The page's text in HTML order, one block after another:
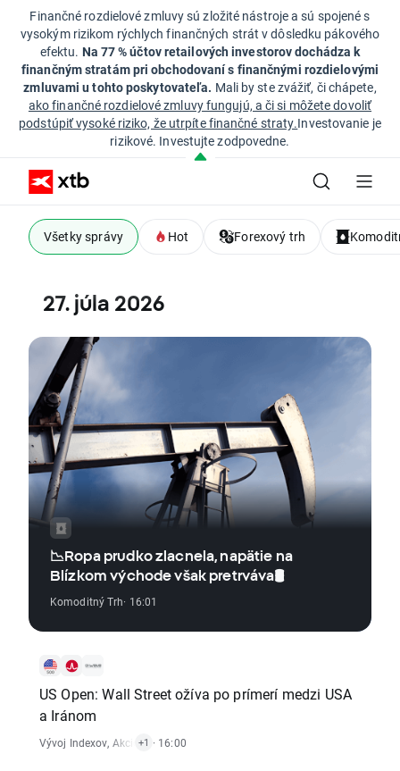
Finančné rozdielové zmluvy sú zložité nástroje a sú spojené s
vysokým rizikom rýchlych finančných strát v dôsledku pákového
efektu. Na 77 % účtov retailových investorov dochádza k
finančným stratám pri obchodovaní s finančnými rozdielovými
zmluvami u tohto poskytovateľa. Mali by ste zvážiť, či chápete,
ako finančné rozdielové zmluvy fungujú, a či si môžete dovoliť
podstúpiť vysoké riziko, že utrpíte finančné straty.Investovanie je
rizikové. Investujte zodpovedne.
Všetky správy Hot Forexový trh
27. júla 2026
📉Ropa prudko zlacnela, napätie na
Blízkom východe však pretrváva🛢️
Komoditný Trh· 16:01
US Open: Wall Street ožíva po prímerí medzi USA
a Iránom
Vývoj Indexov, Akciový Trh
+1 · 16:00